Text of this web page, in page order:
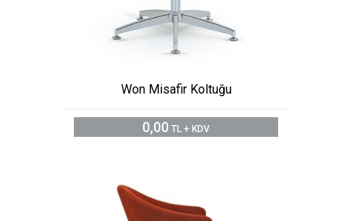
Won Misafir Koltuğu
0,00 TL + KDV